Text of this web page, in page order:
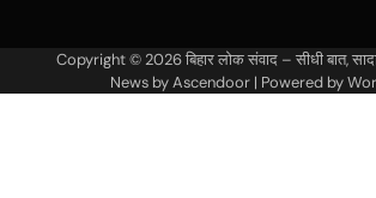
Copyright © 2026बिहार लोक संवाद – सीधी बात,
News byAscendoor| Powered by